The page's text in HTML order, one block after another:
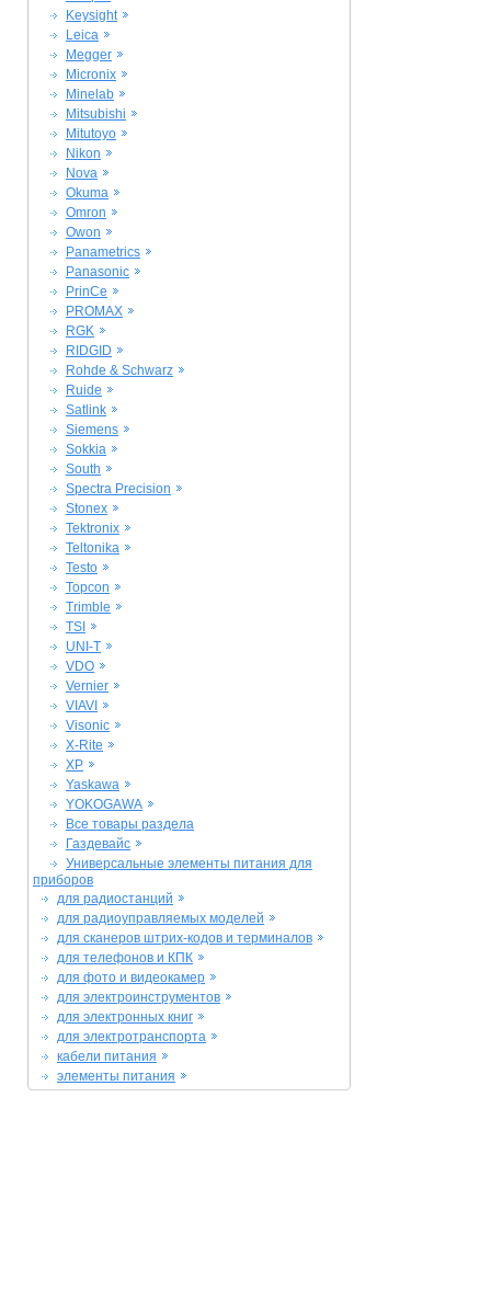
Keysight
Leica
Megger
Micronix
Minelab
Mitsubishi
Mitutoyo
Nikon
Nova
Okuma
Omron
Owon
Panametrics
Panasonic
PrinCe
PROMAX
RGK
RIDGID
Rohde & Schwarz
Ruide
Satlink
Siemens
Sokkia
South
Spectra Precision
Stonex
Tektronix
Teltonika
Testo
Topcon
Trimble
TSI
UNI-T
VDO
Vernier
VIAVI
Visonic
X-Rite
XP
Yaskawa
YOKOGAWA
Все товары раздела
Газдевайс
Универсальные элементы питания для
приборов
для радиостанций
для радиоуправляемых моделей
для сканеров штрих-кодов и терминалов
для телефонов и КПК
для фото и видеокамер
для электроинструментов
для электронных книг
для электротранспорта
кабели питания
элементы питания